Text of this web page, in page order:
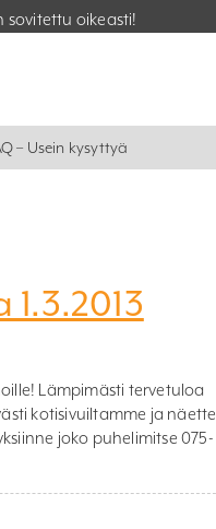
sovitettu oikeasti!
– Usein kysyttyä
Lämpimästi tervetuloa
kotisivuiltamme ja näette
joko puhelimitse 075-